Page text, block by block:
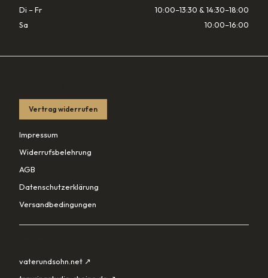
Di – Fr
10:00–13:30 & 14:30–18:00
Sa
10:00–16:00
Vertrag widerrufen
Impressum
Widerrufsbelehrung
AGB
Datenschutzerklärung
Versandbedingungen
vaterundsohn.net ↗